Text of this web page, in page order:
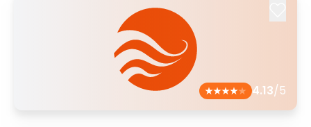
4.13/5